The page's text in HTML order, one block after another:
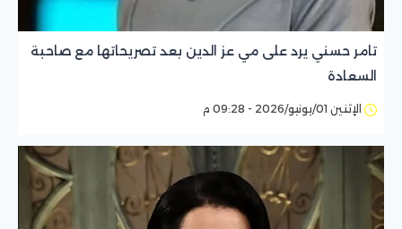
تامر حسني يرد على مي عز الدين بعد تصريحاتها مع صاحبة
السعادة
الإثنين 01/يونيو/2026 - 09:28 م